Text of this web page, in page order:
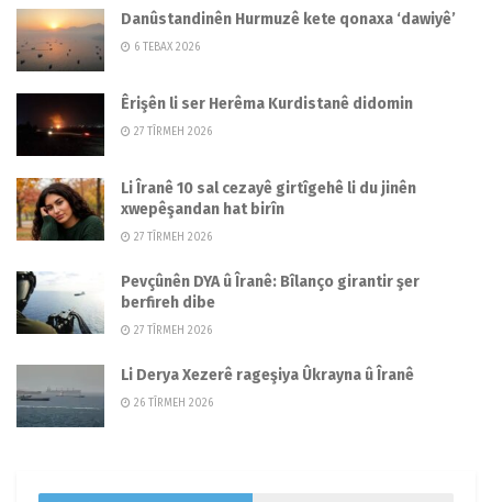
Danûstandinên Hurmuzê kete qonaxa ‘dawiyê’
6 TEBAX 2026
Êrişên li ser Herêma Kurdistanê didomin
27 TÎRMEH 2026
Li Îranê 10 sal cezayê girtîgehê li du jinên
xwepêşandan hat birîn
27 TÎRMEH 2026
Pevçûnên DYA û Îranê: Bîlanço girantir şer
berfireh dibe
27 TÎRMEH 2026
Li Derya Xezerê rageşiya Ûkrayna û Îranê
26 TÎRMEH 2026